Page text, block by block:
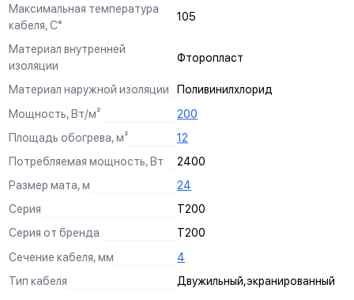
Максимальная температура
кабеля, С°
105
Материал внутренней
изоляции
Фторопласт
Материал наружной изоляции
Поливинилхлорид
Мощность, Вт/м²
200
Площадь обогрева, м²
12
Потребляемая мощность, Вт
2400
Размер мата, м
24
Серия
Т200
Серия от бренда
Т200
Сечение кабеля, мм
4
Тип кабеля
Двужильный,экранированный